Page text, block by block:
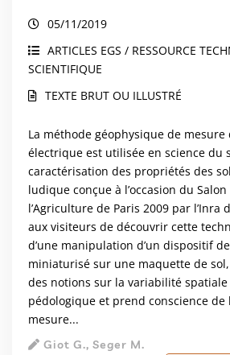
des propriétés du sol
05/11/2019
ARTICLES EGS / RESSOURCE
SCIENTIFIQUE
TEXTE BRUT OU ILLUSTRÉ
La méthode géophysique de
électrique est utilisée en science du
caractérisation des propriétés des
ludique conçue à l’occasion du
l’Agriculture de Paris 2009 par l’Inra
aux visiteurs de découvrir cette
d’une manipulation d’un dispositif
miniaturisé sur une maquette de
des notions sur la variabilité
pédologique et prend conscience de
mesure...
Giot G., Seger M.